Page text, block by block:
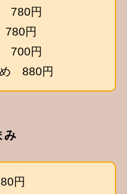
780円
円
700円
め 880円
み
円